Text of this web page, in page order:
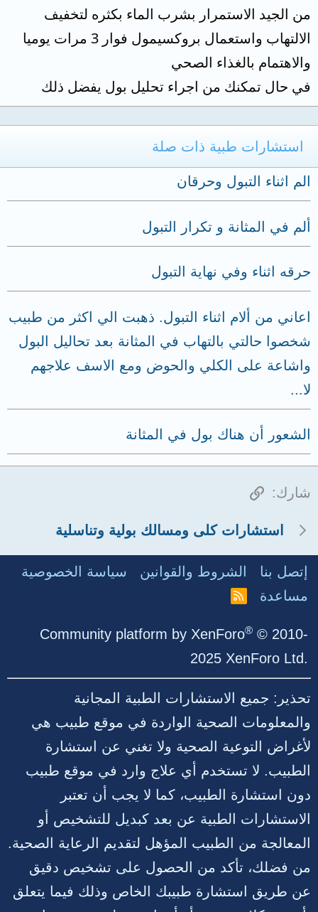
من الجيد الاستمرار بشرب الماء بكثره لتخفيف
الالتهاب واستعمال بروكسيمول فوار 3 مرات يوميا
والاهتمام بالغذاء الصحي
في حال تمكنك من اجراء تحليل بول يفضل ذلك
استشارات طبية ذات صلة
الم اثناء التبول وحرقان
ألم في المثانة و تكرار التبول
حرقه اثناء وفي نهاية التبول
اعاني من ألام اثناء التبول. ذهبت الي اكثر من طبيب
شخصوا حالتي بالتهاب في المثانة بعد تحاليل البول
واشاعة على الكلي والحوض ومع الاسف علاجهم
لا...
الشعور أن هناك بول في المثانة
شارك: الرابط
استشارات كلى ومسالك بولية وتناسلية
إتصل بنا الشروط والقوانين
سياسة الخصوصية
مساعدة
R
Community platform by XenForo® © 2010-
2025 XenForo Ltd.
تحذير: جميع الاستشارات الطبية المجانية
والمعلومات الصحية الواردة في موقع طبيب هي
لأغراض التوعية الصحية ولا تغني عن استشارة
الطبيب. لا تستخدم أي علاج وارد في موقع طبيب
دون استشارة الطبيب، كما لا يجب أن تعتبر
الاستشارات الطبية عن بعد كبديل للتشخيص أو
المعالجة من الطبيب المؤهل لتقديم الرعاية الصحية.
من فضلك، تأكد من الحصول على تشخيص دقيق
عن طريق استشارة طبيبك الخاص وذلك فيما يتعلق